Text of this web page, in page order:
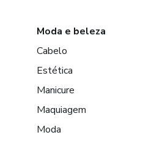
Moda e beleza
Cabelo
Estética
Manicure
Maquiagem
Moda